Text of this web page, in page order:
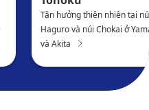
Tận hưởng thiên nhiên tại
Haguro và núi Chokai ở
và Akita